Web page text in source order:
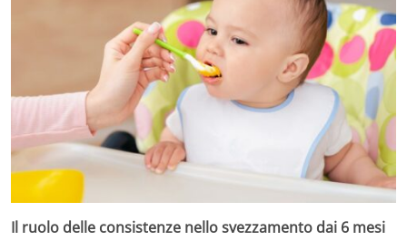
Il ruolo delle consistenze nello svezzamento dai 6 mesi